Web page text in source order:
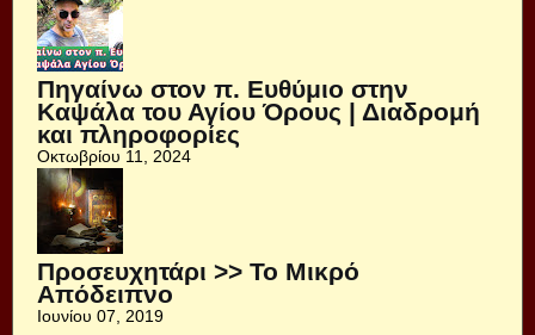
Πηγαίνω στον π. Ευθύμιο στην
Καψάλα του Αγίου Όρους | Διαδρομή
και πληροφορίες
Οκτωβρίου 11, 2024
Προσευχητάρι >> Το Μικρό
Απόδειπνο
Ιουνίου 07, 2019